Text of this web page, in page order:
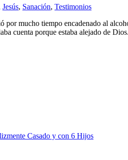
Jesús, Sanación, Testimonios
por mucho tiempo encadenado al
cuenta porque estaba alejado de Dios.
Casado y con 6 Hijos